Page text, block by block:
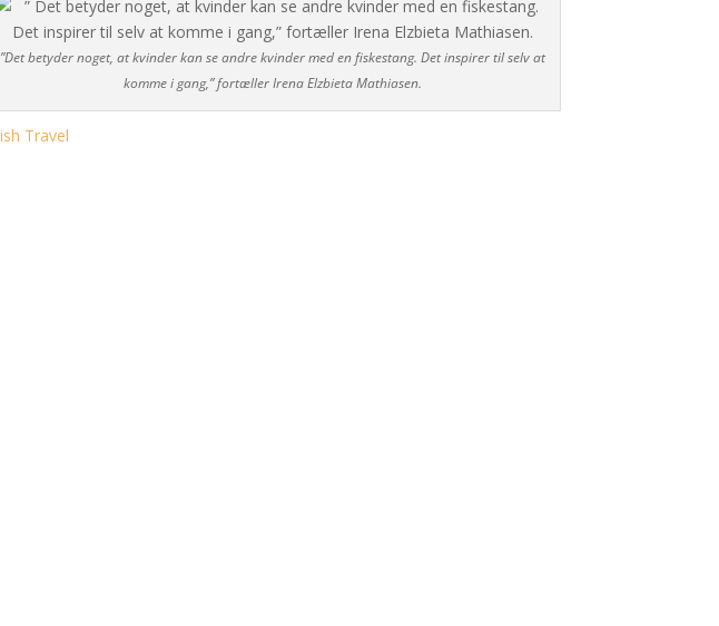
”Det betyder noget, at kvinder kan se andre kvinder med en fiskestang. Det inspirer til selv at
komme i gang,” fortæller Irena Elzbieta Mathiasen.